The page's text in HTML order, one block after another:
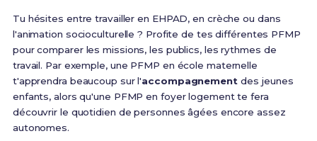
Tu hésites entre travailler en EHPAD, en crèche ou dans
l'animation socioculturelle ? Profite de tes différentes PFMP
pour comparer les missions, les publics, les rythmes de
travail. Par exemple, une PFMP en école maternelle
t'apprendra beaucoup sur l'accompagnementdes jeunes
enfants, alors qu'une PFMP en foyer logement te fera
découvrir le quotidien de personnes âgées encore assez
autonomes.